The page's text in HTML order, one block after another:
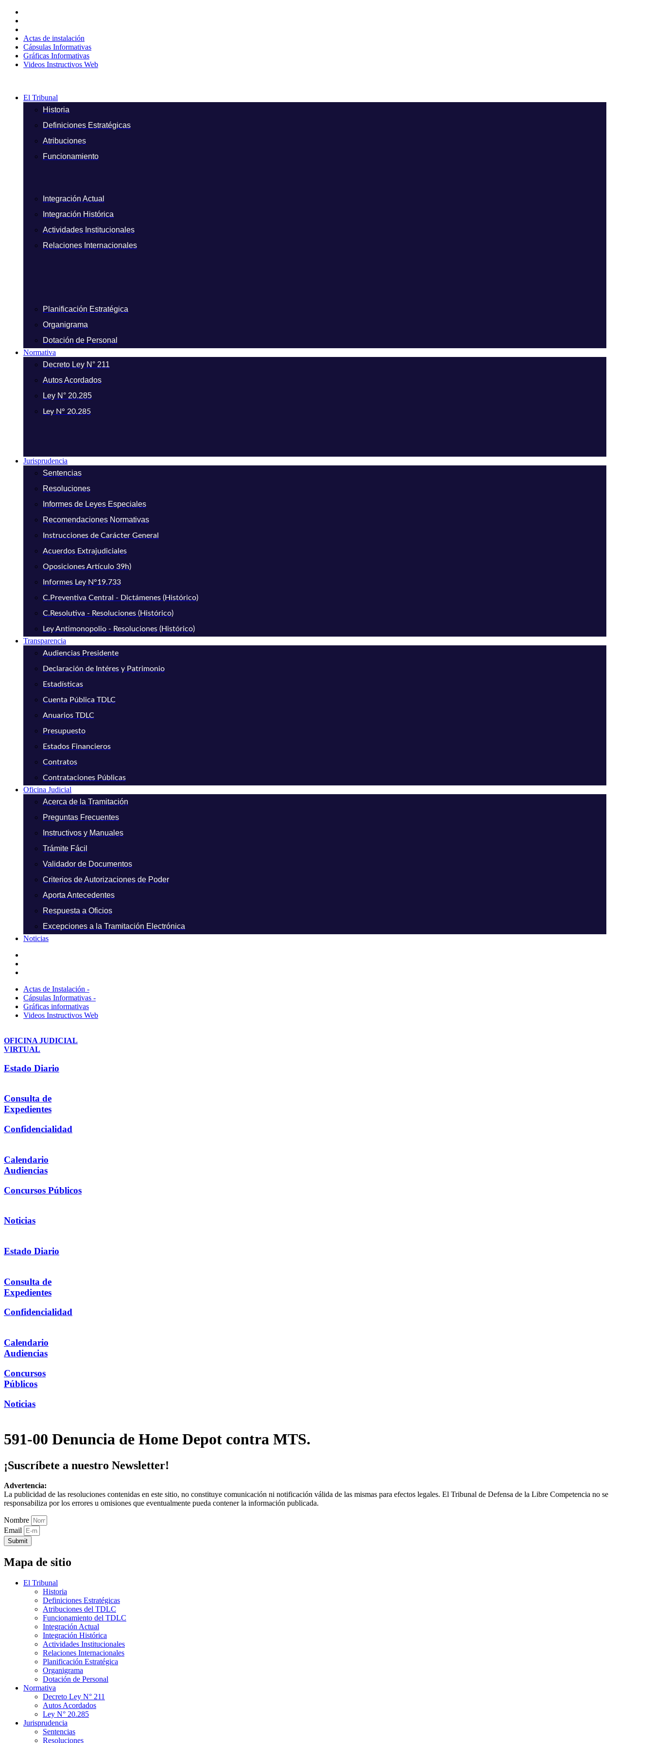
contenido
Actas de instalación
Cápsulas Informativas
Gráficas Informativas
Videos Instructivos Web
El Tribunal
Historia
Definiciones Estratégicas
Atribuciones
Funcionamiento
Integración Actual
Integración Histórica
Actividades Institucionales
Relaciones Internacionales
Planificación Estratégica
Organigrama
Dotación de Personal
Normativa
Decreto Ley N° 211
Autos Acordados
Ley N° 20.285
Ley N° 20.285
Jurisprudencia
Sentencias
Resoluciones
Informes de Leyes Especiales
Recomendaciones Normativas
Instrucciones de Carácter General
Acuerdos Extrajudiciales
Oposiciones Artículo 39h)
Informes Ley N°19.733
C.Preventiva Central - Dictámenes (Histórico)
C.Resolutiva - Resoluciones (Histórico)
Ley Antimonopolio - Resoluciones (Histórico)
Transparencia
Audiencias Presidente
Declaración de Intéres y Patrimonio
Estadísticas
Cuenta Pública TDLC
Anuarios TDLC
Presupuesto
Estados Financieros
Contratos
Contrataciones Públicas
Oficina Judicial
Acerca de la Tramitación
Preguntas Frecuentes
Instructivos y Manuales
Trámite Fácil
Validador de Documentos
Criterios de Autorizaciones de Poder
Aporta Antecedentes
Respuesta a Oficios
Excepciones a la Tramitación Electrónica
Noticias
Actas de Instalación -
Cápsulas Informativas -
Gráficas informativas
Videos Instructivos Web
OFICINA JUDICIAL
VIRTUAL
Estado Diario
Consulta de
Expedientes
Confidencialidad
Calendario
Audiencias
Concursos Públicos
Noticias
Estado Diario
Consulta de
Expedientes
Confidencialidad
Calendario
Audiencias
Concursos
Públicos
Noticias
591-00 Denuncia de Home Depot contra MTS.
¡Suscríbete a nuestro Newsletter!
Advertencia:
La publicidad de las resoluciones contenidas en este sitio, no constituye comunicación ni notificación válida de las mismas para efectos legales. El Tribunal de Defensa de la Libre Competencia no se
responsabiliza por los errores u omisiones que eventualmente pueda contener la información publicada.
Nombre
Email
Submit
Mapa de sitio
El Tribunal
Historia
Definiciones Estratégicas
Atribuciones del TDLC
Funcionamiento del TDLC
Integración Actual
Integración Histórica
Actividades Institucionales
Relaciones Internacionales
Planificación Estratégica
Organigrama
Dotación de Personal
Normativa
Decreto Ley N° 211
Autos Acordados
Ley N° 20.285
Jurisprudencia
Sentencias
Resoluciones